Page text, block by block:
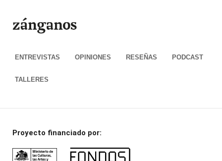
ENTREVISTAS OPINIONES RESEÑAS PODCAST
TALLERES
Proyecto financiado por: